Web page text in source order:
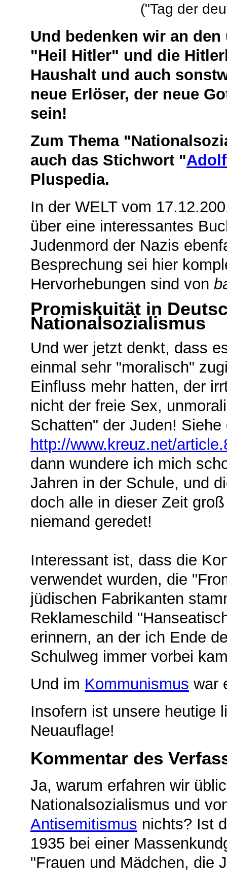
("Tag der
Und bedenken wir an
"Heil Hitler" und die
Haushalt und auch
neue Erlöser, der neue
sein!
Zum Thema
auch das Stichwort "
Pluspedia.
In der WELT vom
über eine interessantes
Judenmord der Nazis
Besprechung sei hier
Hervorhebungen sind von
Promiskuität in
Nationalsozialismus
Und wer jetzt denkt, dass
einmal sehr "moralisch"
Einfluss mehr hatten, der
nicht der freie Sex,
Schatten" der Juden!
http://www.kreuz.net/
dann wundere ich mich
Jahren in der Schule, und
doch alle in dieser Zeit
niemand geredet!
Interessant ist, dass die
verwendet wurden, die
jüdischen Fabrikanten
Reklameschild
erinnern, an der ich Ende
Schulweg immer vorbei
Und im Kommunismus war
Insofern ist unsere heutige
Neuauflage!
Kommentar des
Ja, warum erfahren wir
Nationalsozialismus und
Antisemitismus nichts? Ist
1935 bei einer
"Frauen und Mädchen, die